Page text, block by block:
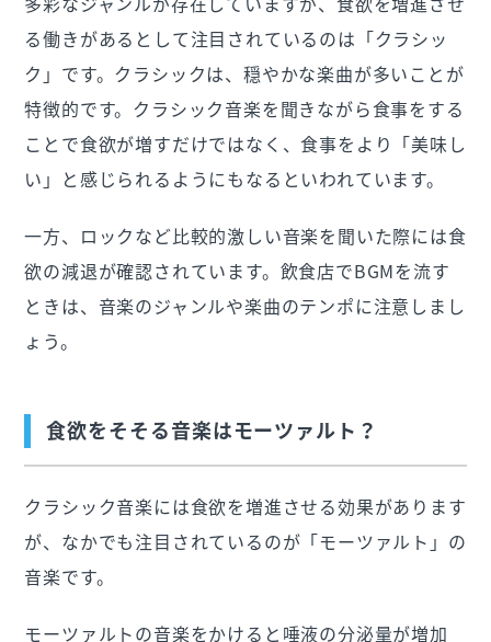
る働きがあるとして注目されているのは「クラシッ
ク」です。クラシックは、穏やかな楽曲が多いことが
特徴的です。クラシック音楽を聞きながら食事をする
ことで食欲が増すだけではなく、食事をより「美味し
い」と感じられるようにもなるといわれています。
一方、ロックなど比較的激しい音楽を聞いた際には食
欲の減退が確認されています。飲食店でBGMを流す
ときは、音楽のジャンルや楽曲のテンポに注意しまし
ょう。
食欲をそそる音楽はモーツァルト？
クラシック音楽には食欲を増進させる効果があります
が、なかでも注目されているのが「モーツァルト」の
音楽です。
モーツァルトの音楽をかけると唾液の分泌量が増加